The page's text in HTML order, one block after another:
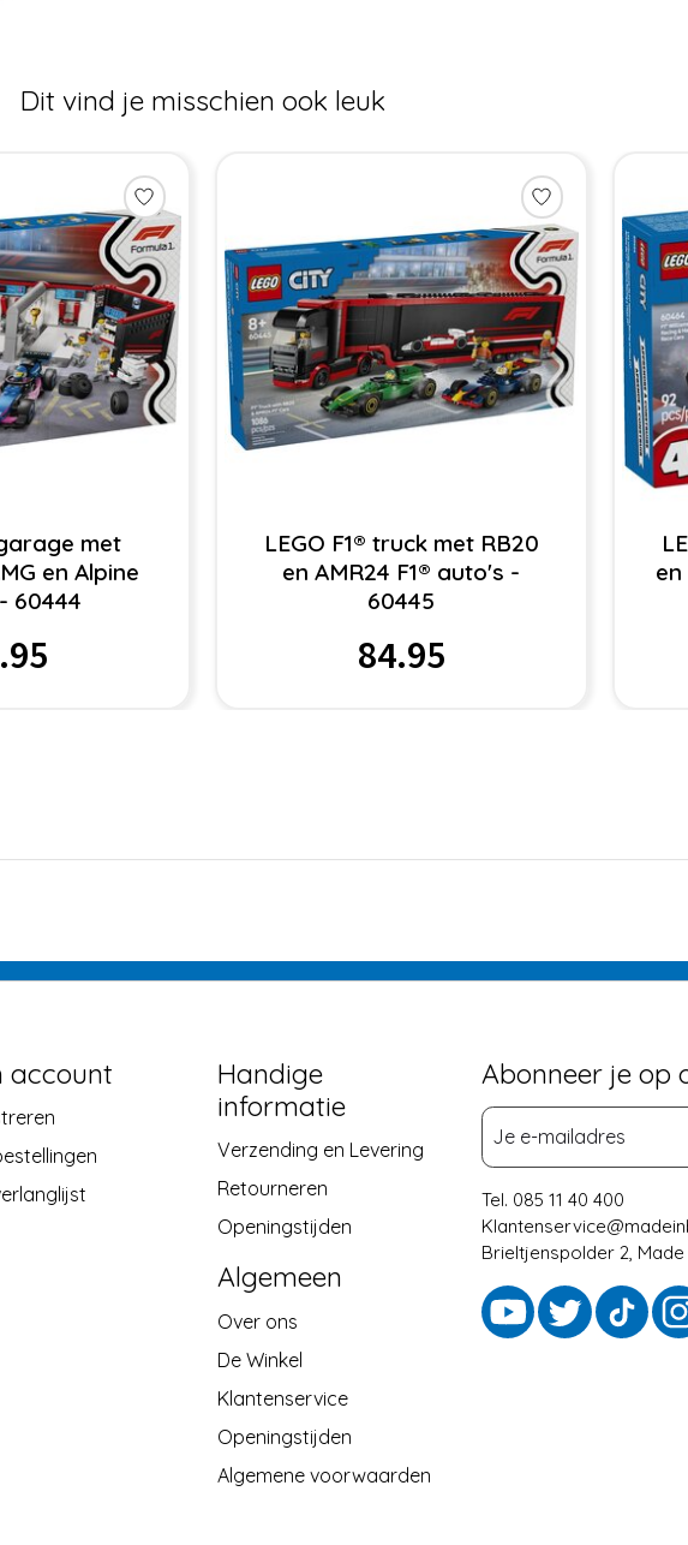
Dit vind je misschien ook leuk
met
en Alpine
60444
LEGO F1® truck met RB20
en AMR24 F1® auto's -
60445
84.95
account
Handige
informatie
Verzending en Levering
Retourneren
Openingstijden
Algemeen
Over ons
De Winkel
Klantenservice
Openingstijden
Algemene voorwaarden
Abonneer je op
Tel. 085 11 40 400
Brieltjenspolder 2, Made